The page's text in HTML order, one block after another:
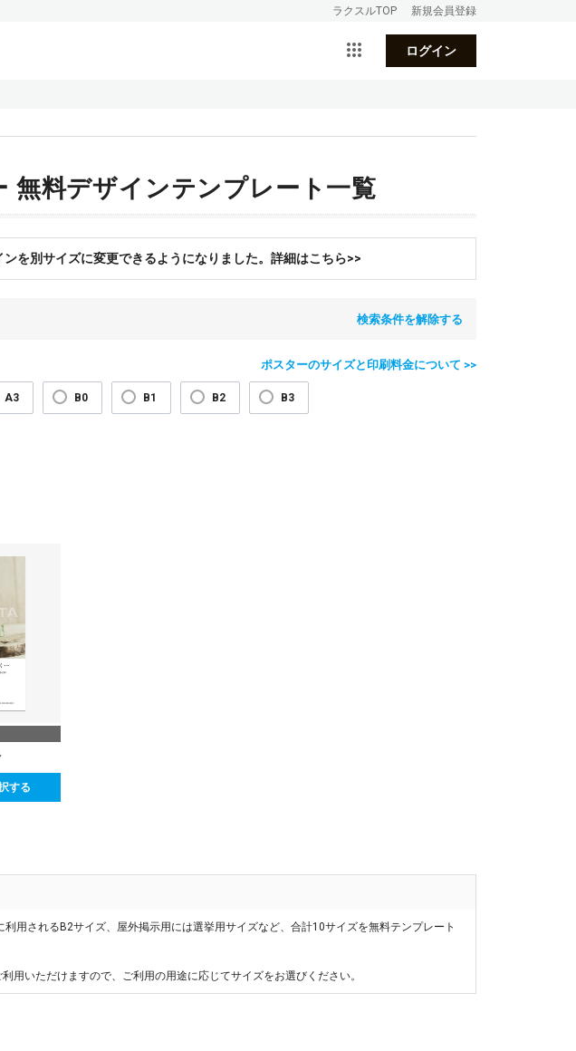
ラクスルTOP 新規会員登録
ログイン
無料デザインテンプレート一覧
を別サイズに変更できるようになりました。詳細はこちら>>
検索条件を解除する
ポスターのサイズと印刷料金について >>
A3 B0 B1 B2 B3
する
用されるB2サイズ、屋外掲示用には選挙用サイズなど、合計10サイズを無料テンプレート
用いただけますので、ご利用の用途に応じてサイズをお選びください。